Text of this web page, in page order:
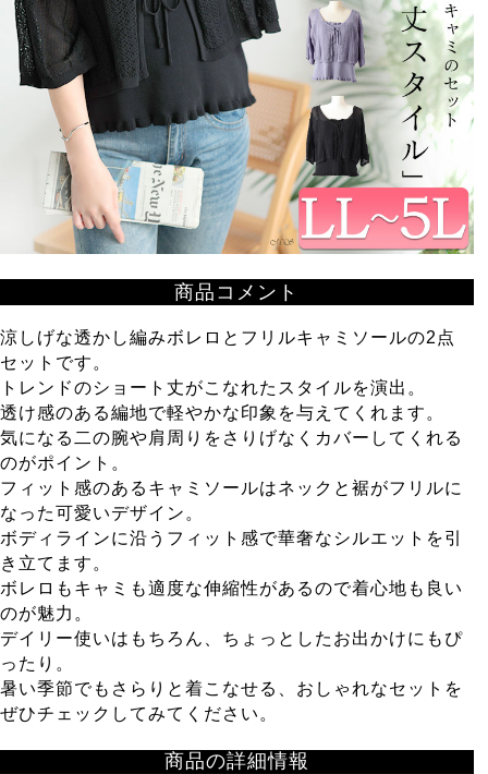
商品コメント
涼しげな透かし編みボレロとフリルキャミソールの2点
セットです。
トレンドのショート丈がこなれたスタイルを演出。
透け感のある編地で軽やかな印象を与えてくれます。
気になる二の腕や肩周りをさりげなくカバーしてくれる
のがポイント。
フィット感のあるキャミソールはネックと裾がフリルに
なった可愛いデザイン。
ボディラインに沿うフィット感で華奢なシルエットを引
き立てます。
ボレロもキャミも適度な伸縮性があるので着心地も良い
のが魅力。
デイリー使いはもちろん、ちょっとしたお出かけにもぴ
ったり。
暑い季節でもさらりと着こなせる、おしゃれなセットを
ぜひチェックしてみてください。
商品の詳細情報